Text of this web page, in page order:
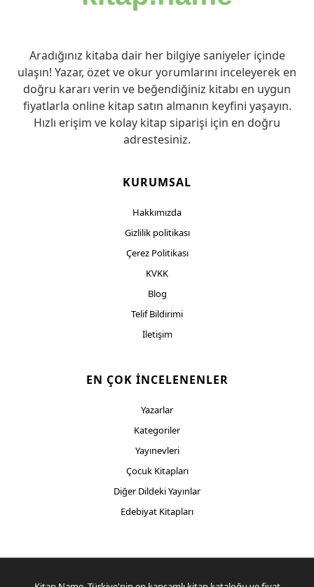
Aradığınız kitaba dair her bilgiye saniyeler içinde
ulaşın! Yazar, özet ve okur yorumlarını inceleyerek en
doğru kararı verin ve beğendiğiniz kitabı en uygun
fiyatlarla online kitap satın almanın keyfini yaşayın.
Hızlı erişim ve kolay kitap siparişi için en doğru
adrestesiniz.
KURUMSAL
Hakkımızda
Gizlilik politikası
Çerez Politikası
KVKK
Blog
Telif Bildirimi
İletişim
EN ÇOK İNCELENENLER
Yazarlar
Kategoriler
Yayınevleri
Çocuk Kitapları
Diğer Dildeki Yayınlar
Edebiyat Kitapları